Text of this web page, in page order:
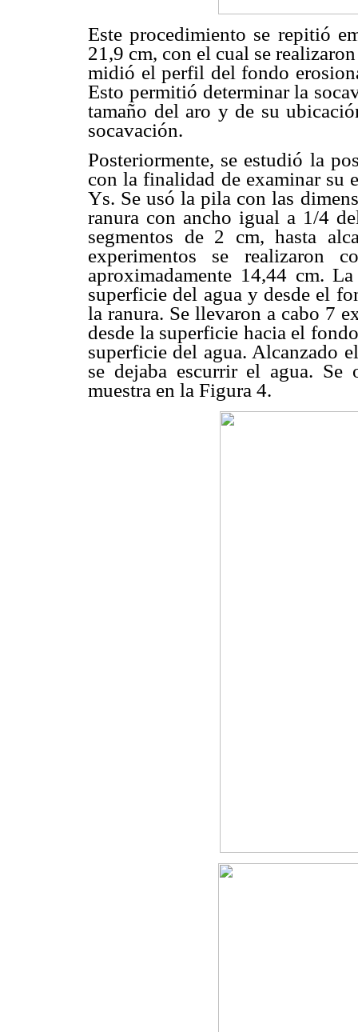
Este procedimiento se repitió
21,9 cm, con el cual se
midió el perfil del fondo
Esto permitió determinar la
tamaño del aro y de su
socavación.
Posteriormente, se estudió la
con la finalidad de examinar su
Ys. Se usó la pila con las
ranura con ancho igual a 1/4
segmentos de 2 cm, hasta
experimentos se realizaron
aproximadamente 14,44 cm.
superficie del agua y desde el
la ranura. Se llevaron a cabo 7
desde la superficie hacia el
superficie del agua. Alcanzado
se dejaba escurrir el agua. Se
muestra en la Figura 4.